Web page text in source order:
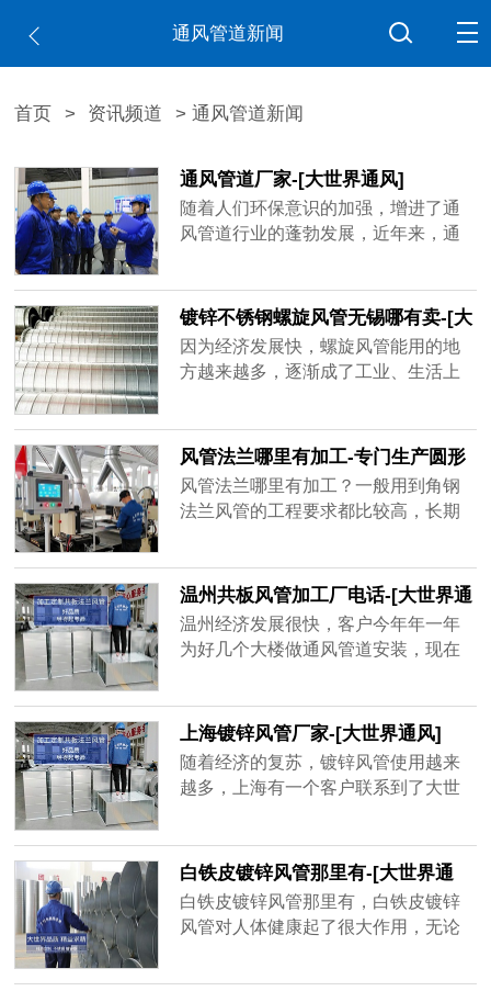
通风管道新闻
首页 > 资讯频道 > 通风管道新闻
通风管道厂家-[大世界通风]
随着人们环保意识的加强，增进了通
风管道行业的蓬勃发展，近年来，通
家偷工减料已成常态，比如客户要求
用1mm的板材做，实际到手可能是0.6
厚、0.8厚，看似价格实惠，在实际使
用过程中容易出现状况，运送带粉尘
技术不......
镀锌不锈钢螺旋风管无锡哪有卖-[大
世界]
因为经济发展快，螺旋风管能用的地
方越来越多，逐渐成了工业、生活上
厂家也跟着变多，但是质量可能比不
了品牌厂家，大世界通风作为行业内
品牌厂家，精益求精的品质顺应客户
对螺旋风管质量上的要求。
风管法兰哪里有加工-专门生产圆形
矩形风管法兰[大世界通风]
风管法兰哪里有加工？一般用到角钢
法兰风管的工程要求都比较高，长期
大的作用。
温州共板风管加工厂电话-[大世界通
风]
温州经济发展很快，客户今年年一年
为好几个大楼做通风管道安装，现在
大一点的地方用角钢法兰风管，共板
风管为了不影响到后期使用效果，需
要增强共板风管密封性、抗压强度，
质量好的共板风管不容易坏，不会漏
很多电费。
上海镀锌风管厂家-[大世界通风]
随着经济的复苏，镀锌风管使用越来
越多，上海有一个客户联系到了大世
理，新一轮生产要等15天之后才能发
货，客户还等着用呢，于是找到大世
界通风，地处无锡，离工地不远，并
且确保3天出货，客户在验证以后很快
白铁皮镀锌风管那里有-[大世界通
风]
白铁皮镀锌风管那里有，白铁皮镀锌
风管对人体健康起了很大作用，无论